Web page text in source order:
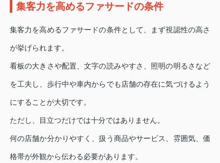
集客力を高めるファサードの条件
集客力を高めるファサードの条件として、まず視認性の高さ
が挙げられます。
看板の大きさや配置、文字の読みやすさ、照明の明るさなど
を工夫し、歩行中や車内からでも店舗の存在に気づけるよう
にすることが大切です。
ただし、目立つだけでは十分ではありません。
何の店舗か分かりやすく、扱う商品やサービス、雰囲気、価
格帯が外観から伝わる必要があります。